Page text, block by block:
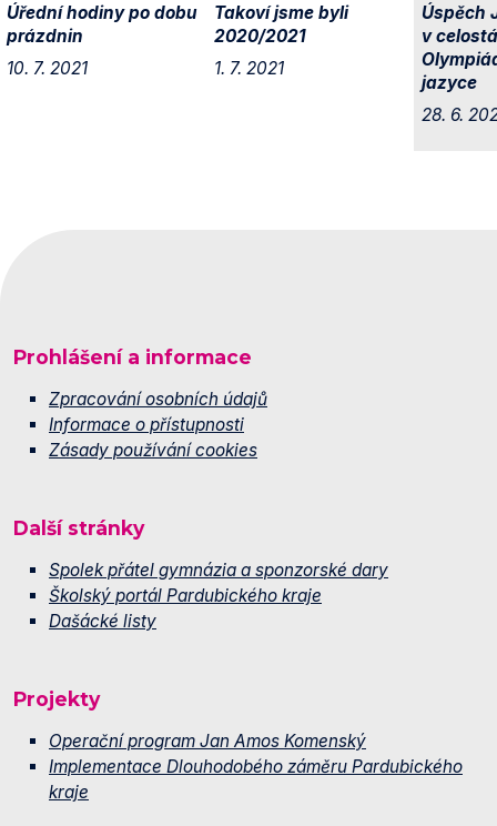
Úřední hodiny po dobu
prázdnin
10. 7. 2021
Takoví jsme byli
2020/2021
1. 7. 2021
Úspěch
v
jazyce
28. 6.
Prohlášení a informace
Zpracování osobních údajů
Informace o přístupnosti
Zásady používání cookies
Další stránky
Spolek přátel gymnázia a sponzorské dary
Školský portál Pardubického kraje
Dašácké listy
Projekty
Operační program Jan Amos Komenský
Implementace Dlouhodobého záměru Pardubického
kraje